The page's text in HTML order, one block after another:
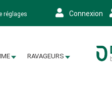
réglages Connexion
RAVAGEURS